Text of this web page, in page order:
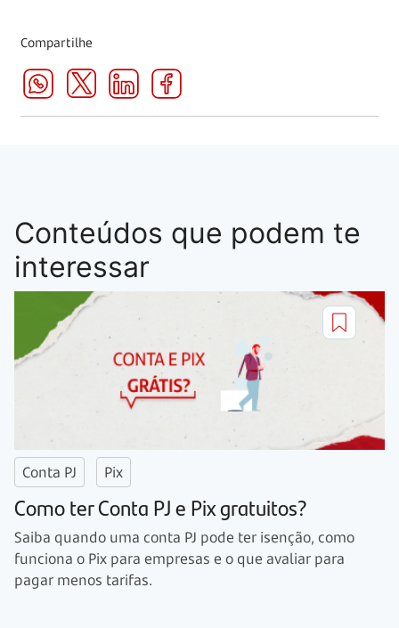
Compartilhe
Conteúdos que podem te
interessar
Conta PJ Pix
Como ter Conta PJ e Pix gratuitos?
Saiba quando uma conta PJ pode ter isenção, como
funciona o Pix para empresas e o que avaliar para
pagar menos tarifas.